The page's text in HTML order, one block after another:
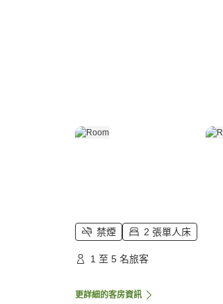
禁煙 2 張單人床
1 至 5 名旅客
更詳細的客房資訊